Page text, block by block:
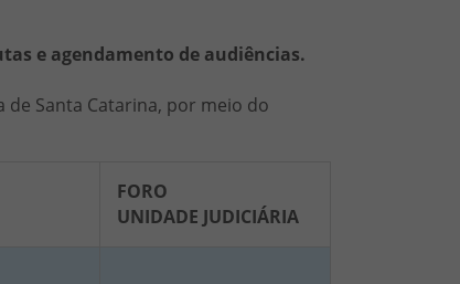
e agendamento de audiências.
de Santa Catarina, por meio do
FORO
UNIDADE JUDICIÁRIA